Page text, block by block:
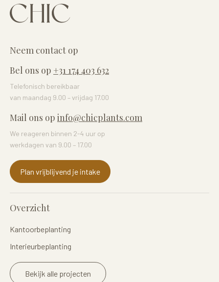
Neem contact op
Bel ons op +31 174 403 632
Telefonisch bereikbaar
van maandag 9.00 – vrijdag 17.00
Mail ons op info@chicplants.com
We reageren binnen 2-4 uur op
werkdagen van 9.00 – 17.00
Plan vrijblijvend je intake
Overzicht
Kantoorbeplanting
Interieurbeplanting
Bekijk alle projecten